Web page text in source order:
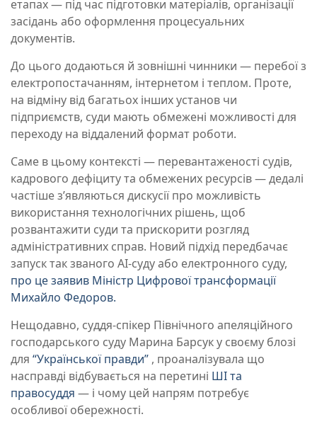
етапах — під час підготовки матеріалів, організації
засідань або оформлення процесуальних
документів.
До цього додаються й зовнішні чинники — перебої з
електропостачанням, інтернетом і теплом. Проте,
на відміну від багатьох інших установ чи
підприємств, суди мають обмежені можливості для
переходу на віддалений формат роботи.
Саме в цьому контексті — перевантаженості судів,
кадрового дефіциту та обмежених ресурсів — дедалі
частіше з’являються дискусії про можливість
використання технологічних рішень, щоб
розвантажити суди та прискорити розгляд
адміністративних справ. Новий підхід передбачає
запуск так званого AI-суду або електронного суду,
про це заявив Міністр Цифрової трансформації
Михайло Федоров.
Нещодавно, суддя-спікер Північного апеляційного
господарського суду Марина Барсук у своєму блозі
для “Української правди” , проаналізувала що
насправді відбувається на перетині ШІ та
правосуддя — і чому цей напрям потребує
особливої обережності.